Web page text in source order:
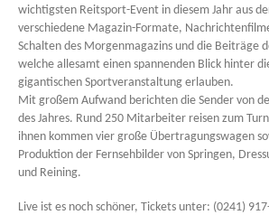
wichtigsten Reitsport-Event in diesem Jahr aus
verschiedene Magazin-Formate,
Schalten des Morgenmagazins und die Beiträge
welche allesamt einen spannenden Blick hinter
gigantischen Sportveranstaltung erlauben.
Mit großem Aufwand berichten die Sender von
des Jahres. Rund 250 Mitarbeiter reisen zum
ihnen kommen vier große Übertragungswagen
Produktion der Fernsehbilder von Springen,
und Reining.
Live ist es noch schöner, Tickets unter: (0241)